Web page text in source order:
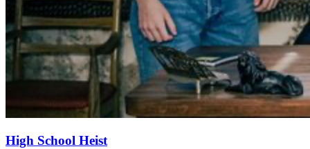
High School Heist